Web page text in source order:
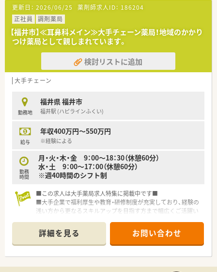
更新日： 2026/06/25 薬剤師求人ID： 186204
正社員
調剤薬局
【福井市】≪耳鼻科メイン≫大手チェーン薬局！地域のかかり
つけ薬局として親しまれています。
検討リストに追加
大手チェーン
勤務地
福井県 福井市
福井駅 (ハピラインふくい)
給与
年収400万円～550万円
※経験による
勤務
時間
月・火・木・金 9：00～18：30（休憩60分）
水・土 9：00～17：00（休憩60分）
※週40時間のシフト制
■この求人は大手薬局求人特集に掲載中です■
■大手企業で福利厚生や教育・研修制度が充実しており、経験の
浅い方から更なるスキルアップを目指す方まで幅広くご活躍い
■車での通勤が便利です。
詳細を見る お問い合わせ